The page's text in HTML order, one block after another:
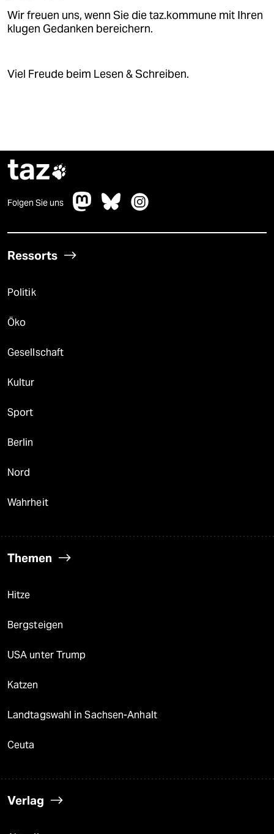
epaper login
Wir freuen uns, wenn Sie die taz.kommune mit Ihren
klugen Gedanken bereichern.
Viel Freude beim Lesen & Schreiben.
taz
Folgen Sie uns
Ressorts
Politik
Öko
Gesellschaft
Kultur
Sport
Berlin
Nord
Wahrheit
Themen
Hitze
Bergsteigen
USA unter Trump
Katzen
Landtagswahl in Sachsen-Anhalt
Ceuta
Verlag